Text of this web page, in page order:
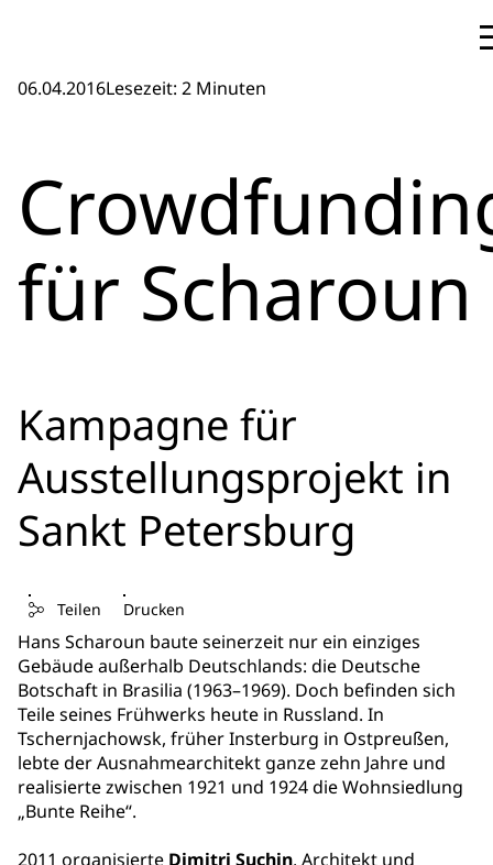
06.04.2016Lesezeit: 2 Minuten
für Scharoun
Kampagne für
Ausstellungsprojekt in
Sankt Petersburg
Teilen Drucken
Hans Scharoun baute seinerzeit nur ein einziges
Gebäude außerhalb Deutschlands: die Deutsche
Botschaft in Brasilia (1963–1969). Doch befinden sich
Teile seines Frühwerks heute in Russland. In
Tschernjachowsk, früher Insterburg in Ostpreußen,
lebte der Ausnahmearchitekt ganze zehn Jahre und
realisierte zwischen 1921 und 1924 die Wohnsiedlung
„Bunte Reihe“.
2011 organisierte Dimitri Suchin, Architekt und